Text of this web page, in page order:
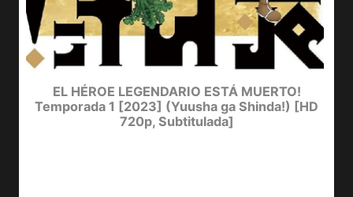
EL HÉROE LEGENDARIO ESTÁ MUERTO!
Temporada 1 [2023] (Yuusha ga Shinda!) [HD
720p, Subtitulada]